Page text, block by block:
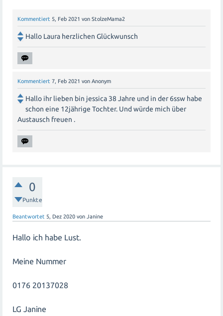
Kommentiert 5, Feb 2021 von StolzeMama2
Hallo Laura herzlichen Glückwunsch
Kommentiert 7, Feb 2021 von Anonym
Hallo ihr lieben bin jessica 38 Jahre und in der 6ssw habe
schon eine 12jährige Tochter. Und würde mich über
Austausch freuen .
0
Punkte
Beantwortet 5, Dez 2020 von Janine
Hallo ich habe Lust.
Meine Nummer
0176 20137028
LG Janine